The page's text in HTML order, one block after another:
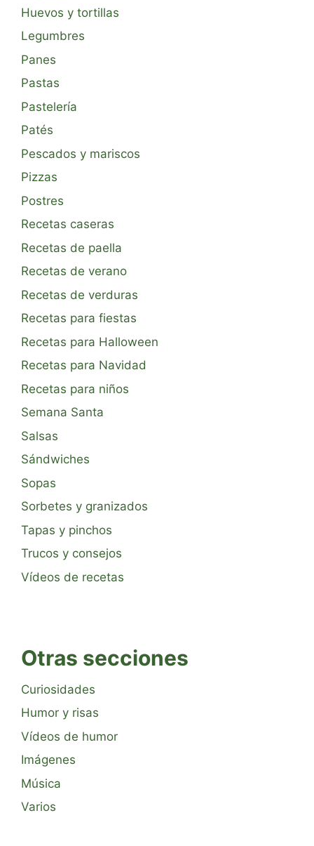
Huevos y tortillas
Legumbres
Panes
Pastas
Pastelería
Patés
Pescados y mariscos
Pizzas
Postres
Recetas caseras
Recetas de paella
Recetas de verano
Recetas de verduras
Recetas para fiestas
Recetas para Halloween
Recetas para Navidad
Recetas para niños
Semana Santa
Salsas
Sándwiches
Sopas
Sorbetes y granizados
Tapas y pinchos
Trucos y consejos
Vídeos de recetas
Otras secciones
Curiosidades
Humor y risas
Vídeos de humor
Imágenes
Música
Varios